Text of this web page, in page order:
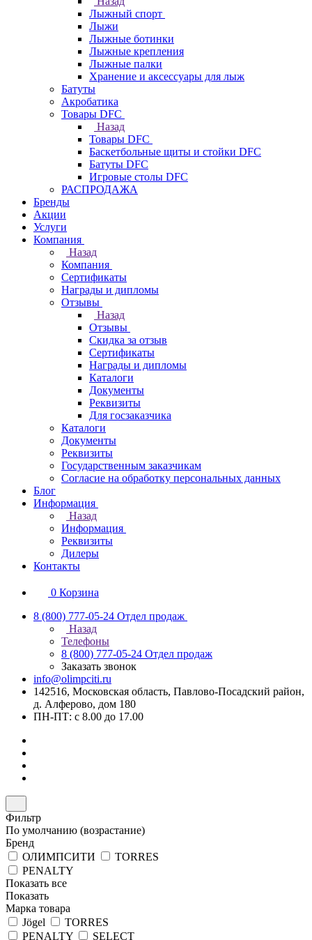
Лыжный спорт
Лыжи
Лыжные ботинки
Лыжные крепления
Лыжные палки
Хранение и аксессуары для лыж
Батуты
Акробатика
Товары DFC
Назад
Товары DFC
Баскетбольные щиты и стойки DFC
Батуты DFC
Игровые столы DFC
РАСПРОДАЖА
Бренды
Акции
Услуги
Компания
Назад
Компания
Сертификаты
Награды и дипломы
Отзывы
Назад
Отзывы
Скидка за отзыв
Сертификаты
Награды и дипломы
Каталоги
Документы
Реквизиты
Для госзаказчика
Каталоги
Документы
Реквизиты
Государственным заказчикам
Согласие на обработку персональных данных
Блог
Информация
Назад
Информация
Реквизиты
Дилеры
Контакты
0 Корзина
8 (800) 777-05-24 Отдел продаж
Назад
Телефоны
8 (800) 777-05-24 Отдел продаж
Заказать звонок
info@olimpciti.ru
142516, Московская область, Павлово-Посадский район,
д. Алферово, дом 180
ПН-ПТ: с 8.00 до 17.00
Фильтр
По умолчанию (возрастание)
Бренд
ОЛИМПСИТИ
TORRES
PENALTY
Показать все
Показать
Марка товара
Jögel
TORRES
PENALTY
SELECT